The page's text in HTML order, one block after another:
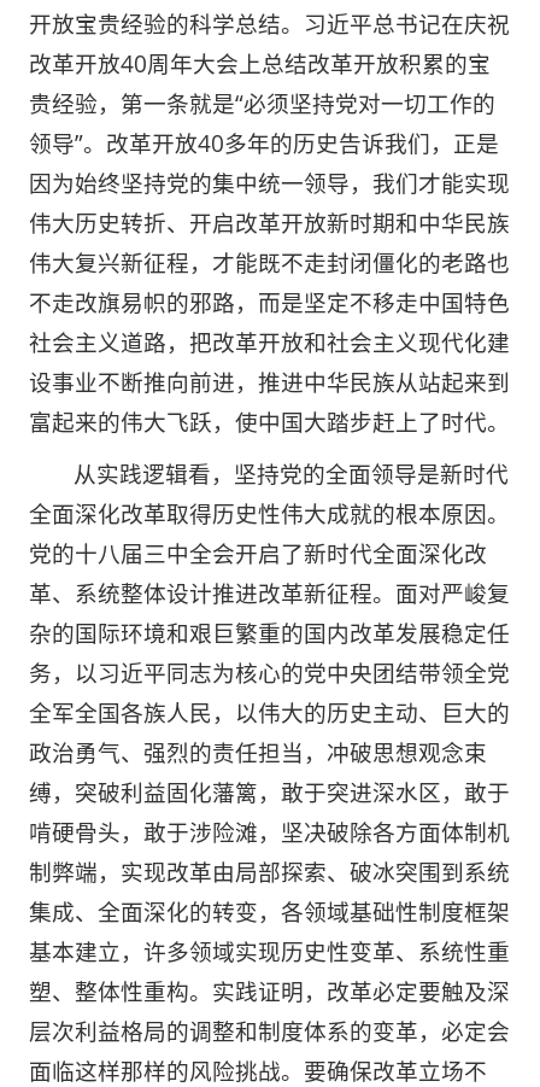
开放宝贵经验的科学总结。习近平总书记在庆祝
改革开放40周年大会上总结改革开放积累的宝
贵经验，第一条就是“必须坚持党对一切工作的
领导”。改革开放40多年的历史告诉我们，正是
因为始终坚持党的集中统一领导，我们才能实现
伟大历史转折、开启改革开放新时期和中华民族
伟大复兴新征程，才能既不走封闭僵化的老路也
不走改旗易帜的邪路，而是坚定不移走中国特色
社会主义道路，把改革开放和社会主义现代化建
设事业不断推向前进，推进中华民族从站起来到
富起来的伟大飞跃，使中国大踏步赶上了时代。
从实践逻辑看，坚持党的全面领导是新时代
全面深化改革取得历史性伟大成就的根本原因。
党的十八届三中全会开启了新时代全面深化改
革、系统整体设计推进改革新征程。面对严峻复
杂的国际环境和艰巨繁重的国内改革发展稳定任
务，以习近平同志为核心的党中央团结带领全党
全军全国各族人民，以伟大的历史主动、巨大的
政治勇气、强烈的责任担当，冲破思想观念束
缚，突破利益固化藩篱，敢于突进深水区，敢于
啃硬骨头，敢于涉险滩，坚决破除各方面体制机
制弊端，实现改革由局部探索、破冰突围到系统
集成、全面深化的转变，各领域基础性制度框架
基本建立，许多领域实现历史性变革、系统性重
塑、整体性重构。实践证明，改革必定要触及深
层次利益格局的调整和制度体系的变革，必定会
面临这样那样的风险挑战。要确保改革立场不